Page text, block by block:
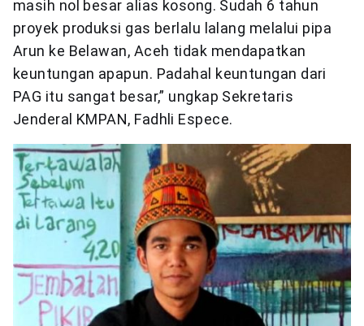
masih nol besar alias kosong. Sudah 6 tahun
proyek produksi gas berlalu lalang melalui pipa
Arun ke Belawan, Aceh tidak mendapatkan
keuntungan apapun. Padahal keuntungan dari
PAG itu sangat besar,” ungkap Sekretaris
Jenderal KMPAN, Fadhli Espece.